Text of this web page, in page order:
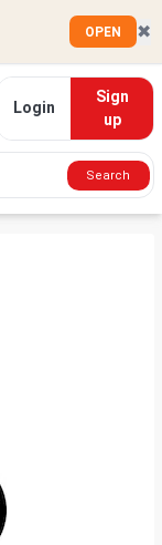
OPEN ✖
Login
Sign
up
Search